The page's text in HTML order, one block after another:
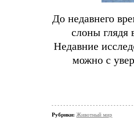
До недавнего
слоны глядя
Недавние
можно с
Рубрики: Животный мир